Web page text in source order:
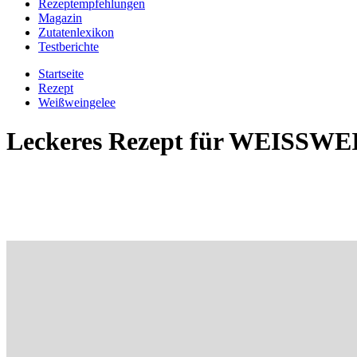
Rezeptempfehlungen
Magazin
Zutatenlexikon
Testberichte
Startseite
Rezept
Weißweingelee
Leckeres Rezept für